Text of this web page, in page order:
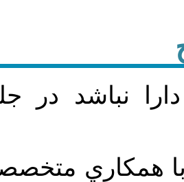
نباشد در
همکاري